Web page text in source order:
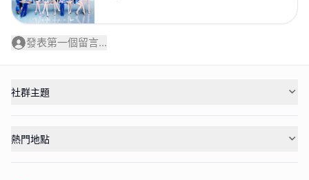
發表第一個留言...
社群主題
熱門地點